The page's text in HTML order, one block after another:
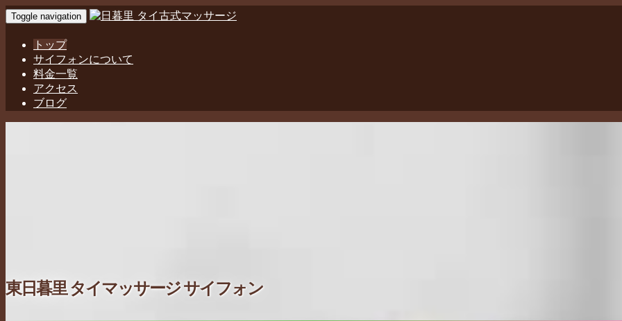
Toggle navigation
トップ
サイフォンについて
料金一覧
アクセス
ブログ
東日暮里 タイマッサージ サイフォン